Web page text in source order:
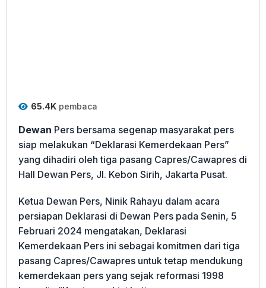
65.4K pembaca
Dewan Pers bersama segenap masyarakat pers
siap melakukan “Deklarasi Kemerdekaan Pers”
yang dihadiri oleh tiga pasang Capres/Cawapres di
Hall Dewan Pers, Jl. Kebon Sirih, Jakarta Pusat.
Ketua Dewan Pers, Ninik Rahayu dalam acara
persiapan Deklarasi di Dewan Pers pada Senin, 5
Februari 2024 mengatakan, Deklarasi
Kemerdekaan Pers ini sebagai komitmen dari tiga
pasang Capres/Cawapres untuk tetap mendukung
kemerdekaan pers yang sejak reformasi 1998